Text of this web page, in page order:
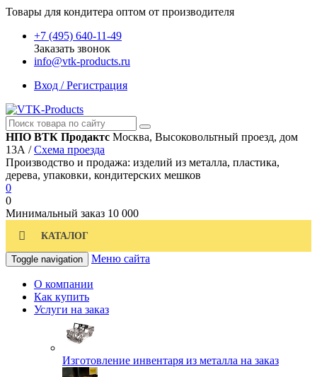
Товары для кондитера оптом от производителя
+7 (495) 640-11-49
Заказать звонок
info@vtk-products.ru
Вход / Регистрация
НПО ВТК Продактс Москва, Высоковольтный проезд, дом
13А /Схема проезда
Производство и продажа: изделий из металла, пластика,
дерева, упаковки, кондитерских мешков
0
0
Минимальный заказ 10 000
КАТАЛОГ
Toggle navigation Меню сайта
О компании
Как купить
Услуги на заказ
Изготовление инвентаря из металла на заказ